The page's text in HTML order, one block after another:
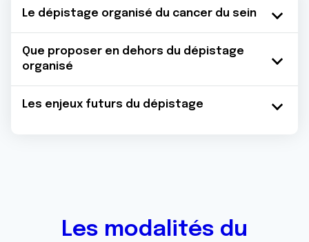
Le dépistage organisé du cancer du sein
Que proposer en dehors du dépistage
organisé
Les enjeux futurs du dépistage
Les modalités du